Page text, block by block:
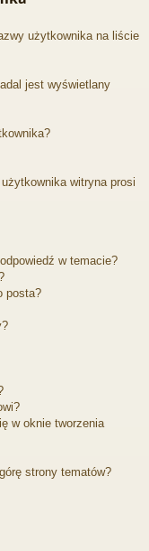
użytkownika na liście
jest wyświetlany
witryna prosi
w temacie?
posta?
w oknie tworzenia
strony tematów?